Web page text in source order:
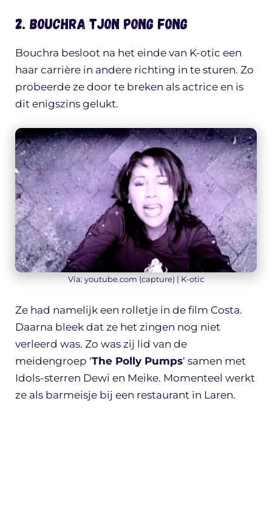
2. Bouchra Tjon Pong Fong
Bouchra besloot na het einde van K-otic een
haar carrière in andere richting in te sturen. Zo
probeerde ze door te breken als actrice en is
dit enigszins gelukt.
Via: youtube.com (capture) | K-otic
Ze had namelijk een rolletje in de film Costa.
Daarna bleek dat ze het zingen nog niet
verleerd was. Zo was zij lid van de
meidengroep ‘The Polly Pumps‘ samen met
Idols-sterren Dewi en Meike. Momenteel werkt
ze als barmeisje bij een restaurant in Laren.